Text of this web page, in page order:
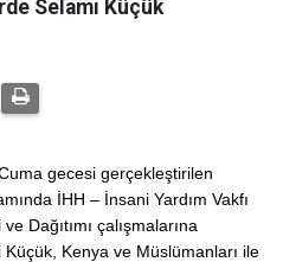
Selami Küçük
gecesi gerçekleştirilen
İHH – İnsani Yardım Vakfı
Dağıtımı çalışmalarına
Kenya ve Müslümanları ile